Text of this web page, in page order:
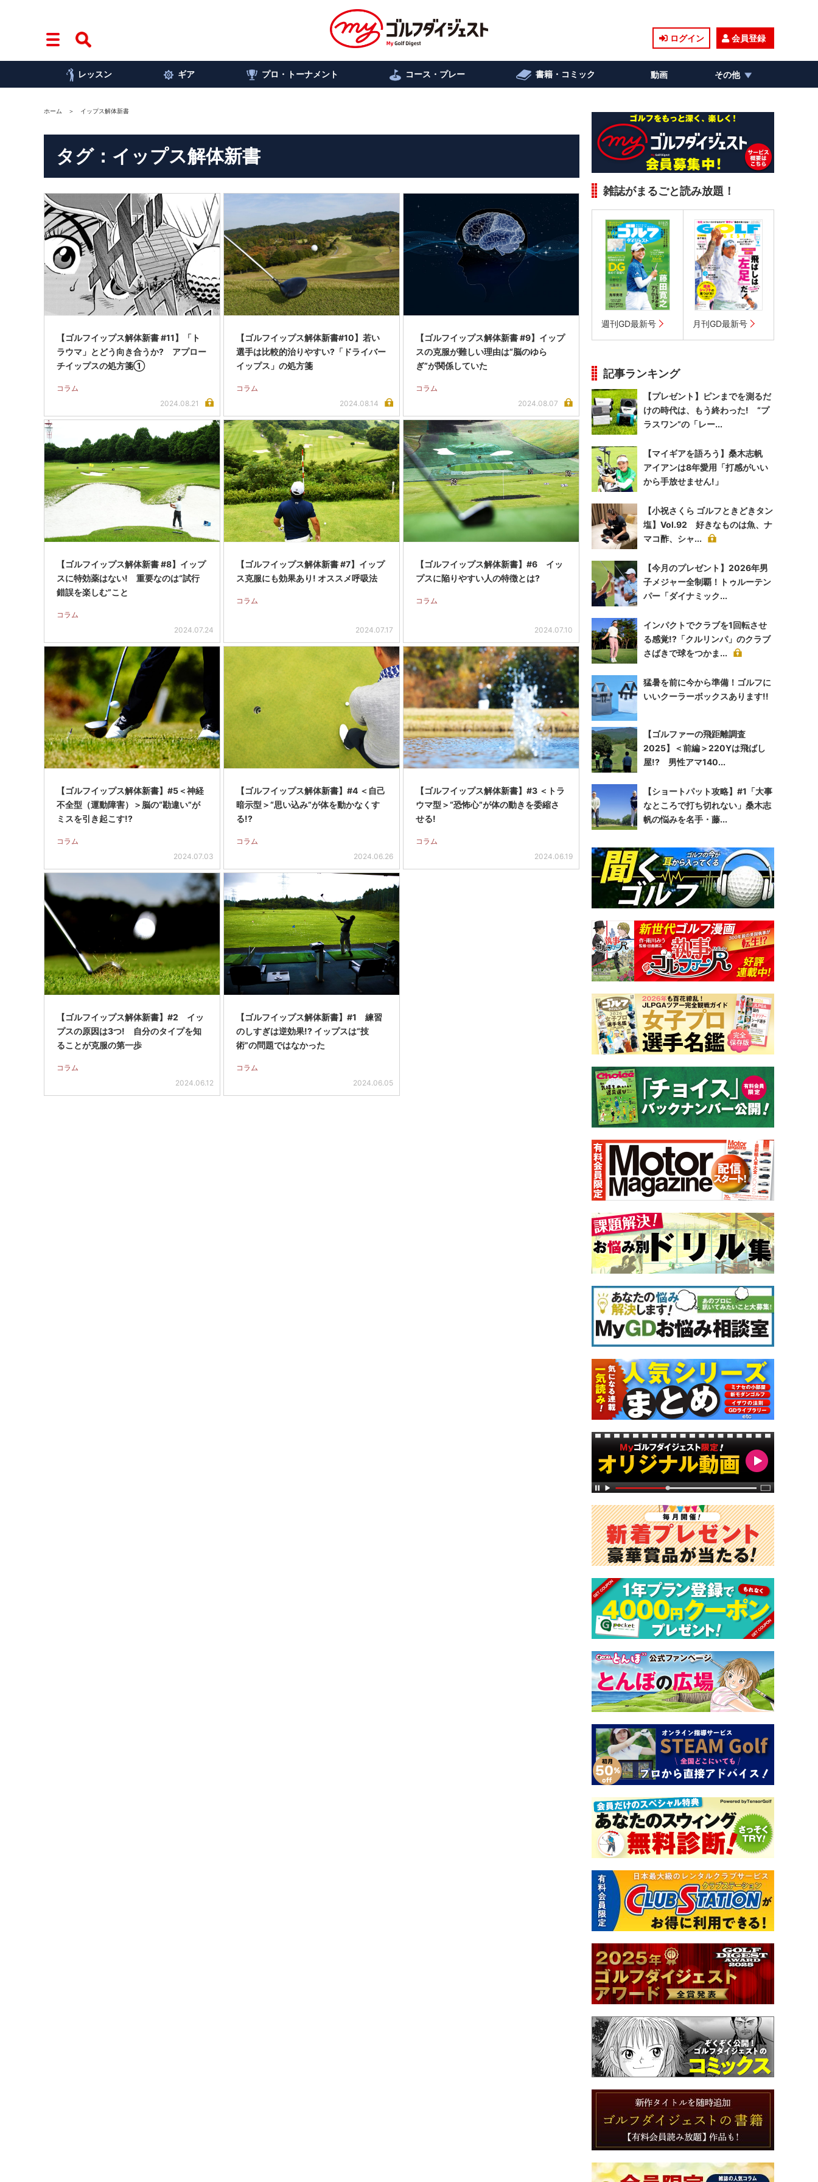
ログイン 会員登録
レッスン ギア プロ・トーナメント コース・プレー 書籍・コミック 動画 その他
ホーム イップス解体新書
タグ：イップス解体新書
【ゴルフイップス解体新書 #11】「ト
ラウマ」とどう向き合うか? アプロー
チイップスの処方箋①
コラム
2024.08.21
【ゴルフイップス解体新書#10】若い
選手は比較的治りやすい?「ドライバー
イップス」の処方箋
コラム
2024.08.14
【ゴルフイップス解体新書 #9】イップ
スの克服が難しい理由は“脳のゆら
ぎ”が関係していた
コラム
2024.08.07
【ゴルフイップス解体新書 #8】イップ
スに特効薬はない! 重要なのは“試行
錯誤を楽しむ”こと
コラム
2024.07.24
【ゴルフイップス解体新書 #7】イップ
ス克服にも効果あり! オススメ呼吸法
コラム
2024.07.17
【ゴルフイップス解体新書】#6 イッ
プスに陥りやすい人の特徴とは?
コラム
2024.07.10
【ゴルフイップス解体新書】#5＜神経
不全型（運動障害）＞脳の“勘違い”が
ミスを引き起こす!?
コラム
2024.07.03
【ゴルフイップス解体新書】#4 ＜自己
暗示型＞“思い込み”が体を動かなくす
る!?
コラム
2024.06.26
【ゴルフイップス解体新書】#3 ＜トラ
ウマ型＞“恐怖心”が体の動きを委縮さ
せる!
コラム
2024.06.19
【ゴルフイップス解体新書】#2 イッ
プスの原因は3つ! 自分のタイプを知
ることが克服の第一歩
コラム
2024.06.12
【ゴルフイップス解体新書】#1 練習
のしすぎは逆効果!? イップスは“技
術”の問題ではなかった
コラム
2024.06.05
雑誌がまるごと読み放題！
週刊GD最新号 月刊GD最新号
記事ランキング
【プレゼント】ピンまでを測るだ
けの時代は、もう終わった! “プ
ラスワン”の「レー...
【マイギアを語ろう】桑木志帆
アイアンは8年愛用「打感がいい
から手放せません!」
【小祝さくら ゴルフときどきタン
塩】Vol.92 好きなものは魚、ナ
マコ酢、シャ...
【今月のプレゼント】2026年男
子メジャー全制覇！トゥルーテン
パー「ダイナミック...
インパクトでクラブを1回転させ
る感覚!?「クルリンパ」のクラブ
さばきで球をつかま...
猛暑を前に今から準備！ゴルフに
いいクーラーボックスあります!!
【ゴルファーの飛距離調査
2025】＜前編＞220Yは飛ばし
屋!? 男性アマ140...
【ショートパット攻略】#1「大事
なところで打ち切れない」桑木志
帆の悩みを名手・藤...